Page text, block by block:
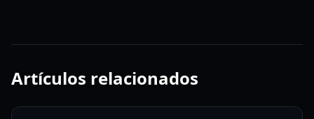
Artículos relacionados